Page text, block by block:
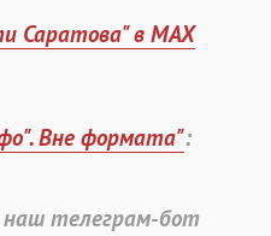
Саратова" в MAX
Вне формата":
наш телеграм-бот